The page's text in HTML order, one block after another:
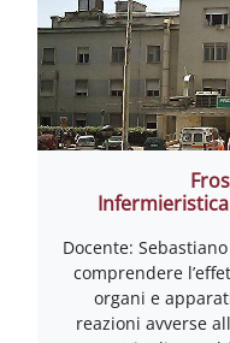
Docente:
comprendere
organi e
reazioni avverse